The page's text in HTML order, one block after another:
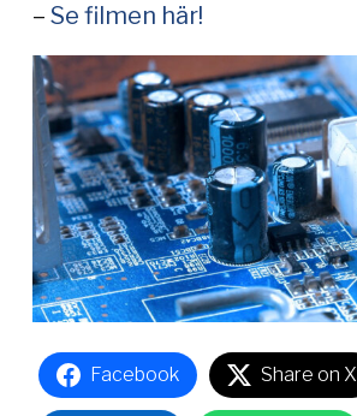
– Se filmen här!
Facebook Share on X